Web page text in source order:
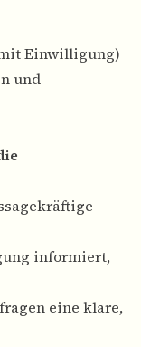
Einwilligung)
und
informiert,
eine klare,